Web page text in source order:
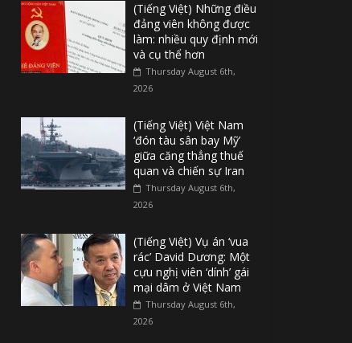
(Tiếng Việt) Những điều
đảng viên không được
làm: nhiều quy định mới
và cụ thể hơn
Thursday August 6th,
2026
(Tiếng Việt) Việt Nam
‘đón tàu sân bay Mỹ’
giữa căng thẳng thuế
quan và chiến sự Iran
Thursday August 6th,
2026
(Tiếng Việt) Vụ án ‘vua
rác’ David Dương: Một
cựu nghị viên ‘dính’ gái
mại dâm ở Việt Nam
Thursday August 6th,
2026